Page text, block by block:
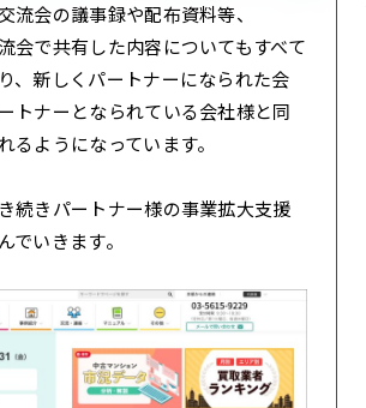
流会の議事録や配布資料等、
会で共有した内容についてもすべて
、新しくパートナーになられた会
トナーとなられている会社様と同
るようになっています。
続きパートナー様の事業拡大支援
でいきます。